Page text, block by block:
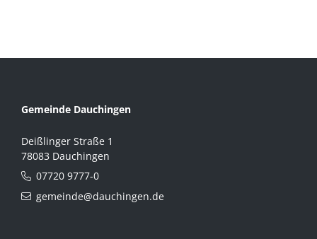
Gemeinde Dauchingen
Deißlinger Straße 1
78083 Dauchingen
07720 9777-0
gemeinde@dauchingen.de